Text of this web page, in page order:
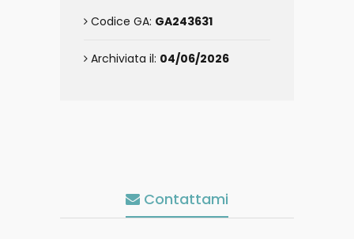
Codice GA: GA243631
Archiviata il: 04/06/2026
Contattami